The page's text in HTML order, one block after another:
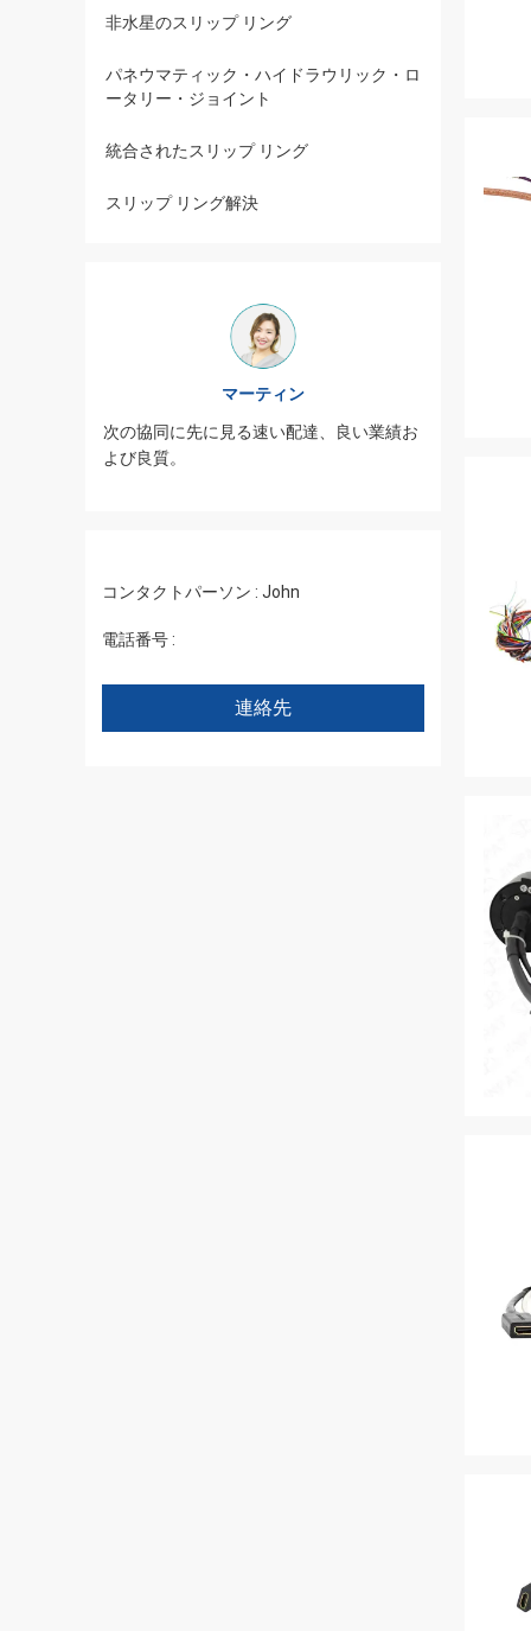
非水星のスリップ リング
パネウマティック・ハイドラウリック・ロ
ータリー・ジョイント
統合されたスリップ リング
スリップ リング解決
マーティン
次の協同に先に見る速い配達、良い業績お
よび良質。
コンタクトパーソン : John
電話番号 :
連絡先